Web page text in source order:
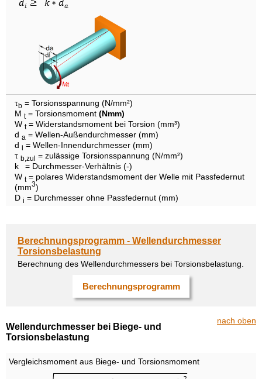
τb = Torsionsspannung (N/mm²)
M t= Torsionsmoment (Nmm)
W t= Widerstandsmoment bei Torsion (mm³)
d a = Wellen-Außendurchmesser (mm)
d i = Wellen-Innendurchmesser (mm)
τ b,zul = zulässige Torsionsspannung (N/mm²)
k
= Durchmesser-Verhältnis (-)
W t= polares Widerstandsmoment der Welle mit Passfedernut
(mm3)
D i = Durchmesser ohne Passfedernut (mm)
Berechnungsprogramm - Wellendurchmesser
Torsionsbelastung
Berechnung des Wellendurchmessers bei Torsionsbelastung.
Berechnungsprogramm
nach oben
Wellendurchmesser bei Biege- und
Torsionsbelastung
Vergleichsmoment aus Biege- und Torsionsmoment